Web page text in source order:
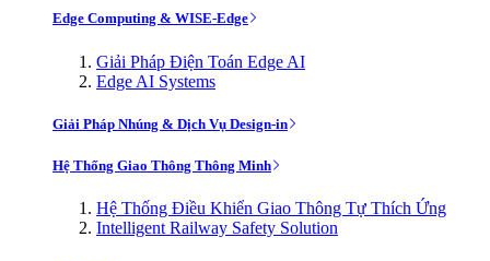
Edge Computing & WISE-Edge
Giải Pháp Điện Toán Edge AI
Edge AI Systems
Giải Pháp Nhúng & Dịch Vụ Design-in
Hệ Thống Giao Thông Thông Minh
Hệ Thống Điều Khiển Giao Thông Tự Thích Ứng
Intelligent Railway Safety Solution